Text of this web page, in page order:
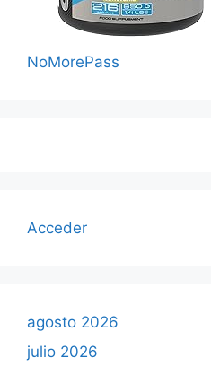
NoMorePass
Acceder
agosto 2026
julio 2026